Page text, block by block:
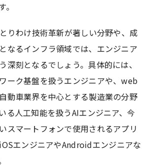
りわけ技術革新が著しい分野や、成
なるインフラ領域では、エンジニア
深刻となるでしょう。具体的には、
ーク基盤を扱うエンジニアや、web
動車業界を中心とする製造業の分野
る人工知能を扱うAIエンジニア、今
スマートフォンで使用されるアプリ
エンジニアやAndroidエンジニアな